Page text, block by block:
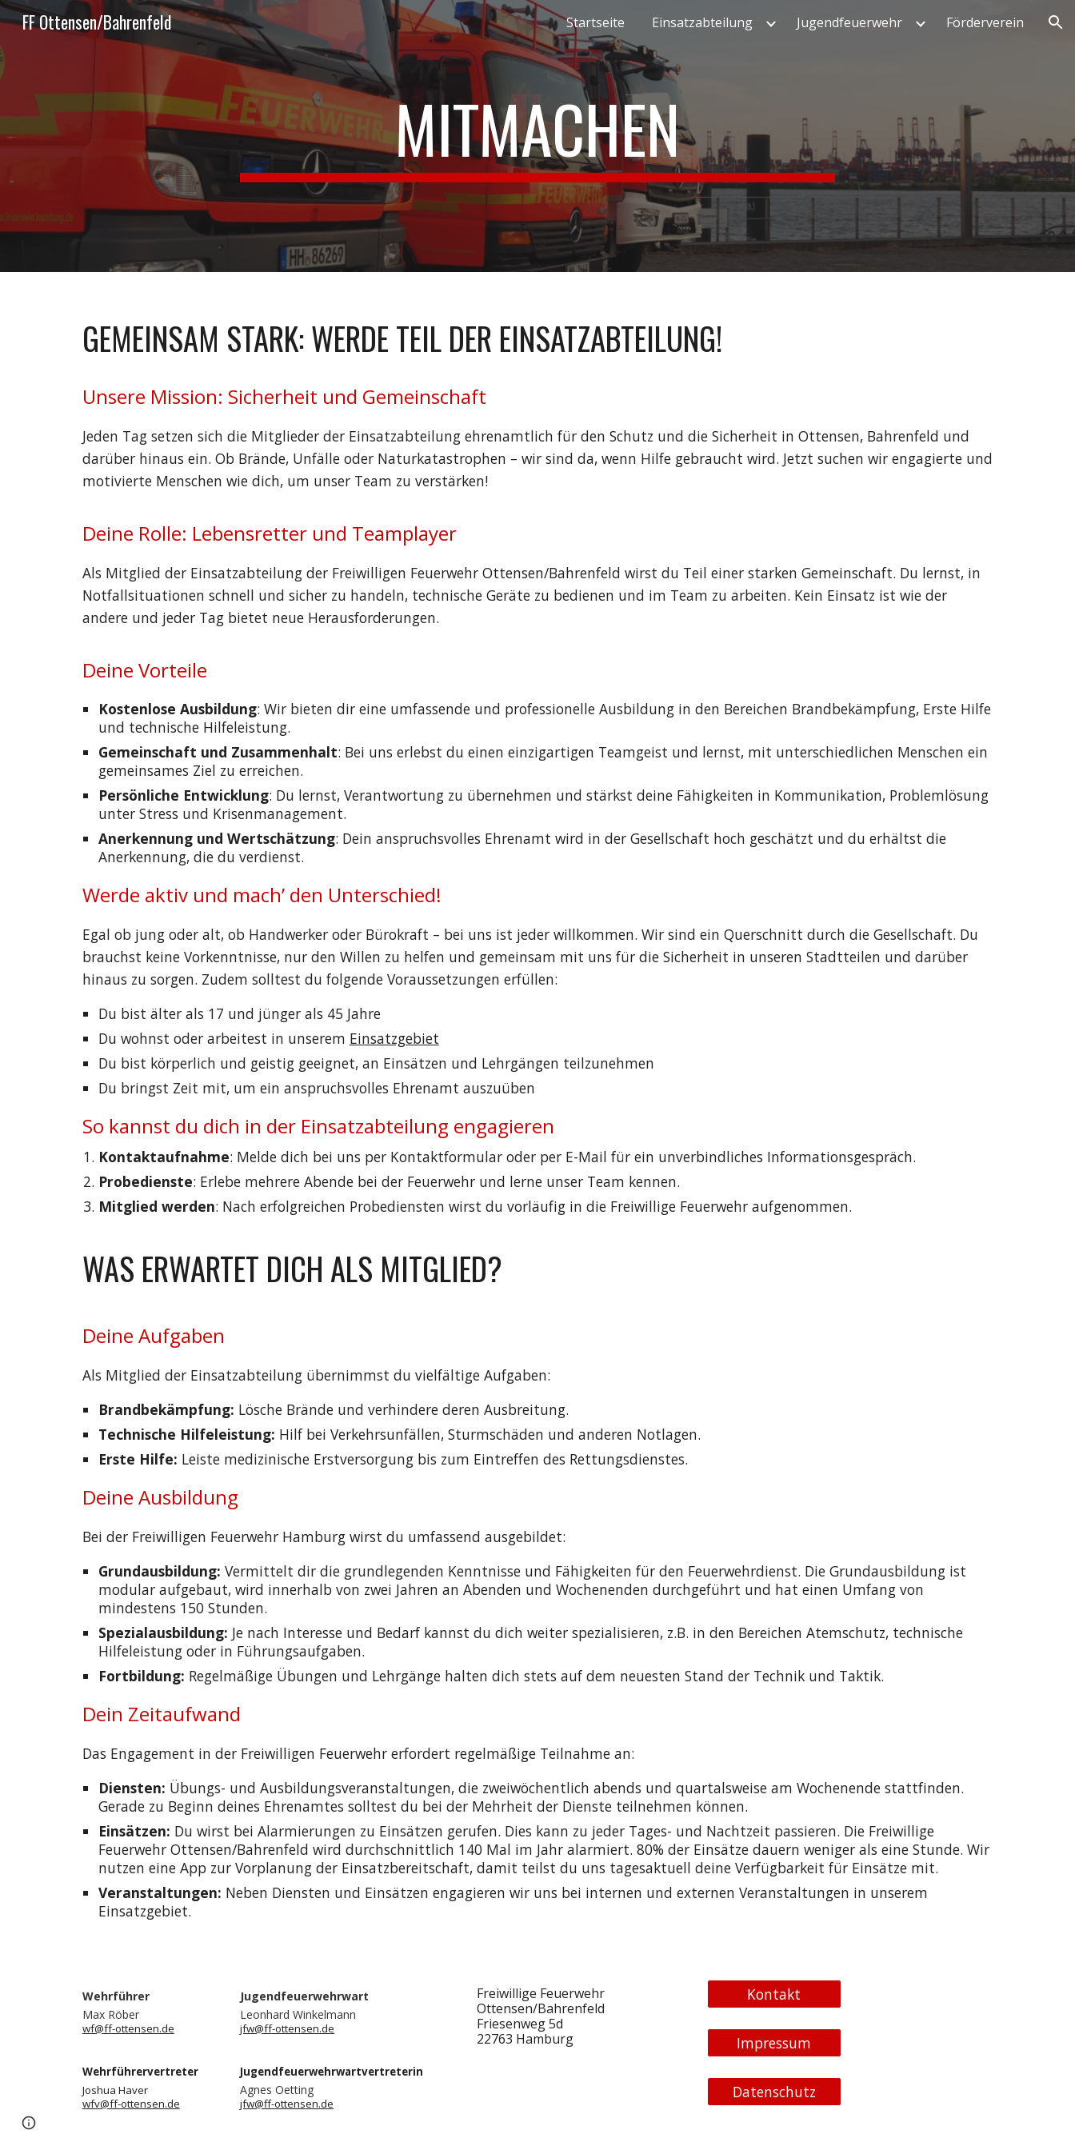
Skip to main content Skip to navigation
FF Ottensen/Bahrenfeld Startseite Einsatzabteilung Jugendfeuerwehr Förderverein
MITMACHEN
GEMEINSAM STARK: WERDE TEIL DER EINSATZABTEILUNG!
Unsere Mission: Sicherheit und Gemeinschaft
Jeden Tag setzen sich die Mitglieder der Einsatzabteilung ehrenamtlich für den Schutz und die Sicherheit in Ottensen, Bahrenfeld und
darüber hinaus ein. Ob Brände, Unfälle oder Naturkatastrophen – wir sind da, wenn Hilfe gebraucht wird. Jetzt suchen wir engagierte und
motivierte Menschen wie dich, um unser Team zu verstärken!
Deine Rolle: Lebensretter und Teamplayer
Als Mitglied der Einsatzabteilung der Freiwilligen Feuerwehr Ottensen/Bahrenfeld wirst du Teil einer starken Gemeinschaft. Du lernst, in
Notfallsituationen schnell und sicher zu handeln, technische Geräte zu bedienen und im Team zu arbeiten. Kein Einsatz ist wie der
andere und jeder Tag bietet neue Herausforderungen.
Deine Vorteile
Kostenlose Ausbildung: Wir bieten dir eine umfassende und professionelle Ausbildung in den Bereichen Brandbekämpfung, Erste Hilfe
und technische Hilfeleistung.
Gemeinschaft und Zusammenhalt: Bei uns erlebst du einen einzigartigen Teamgeist und lernst, mit unterschiedlichen Menschen ein
gemeinsames Ziel zu erreichen.
Persönliche Entwicklung: Du lernst, Verantwortung zu übernehmen und stärkst deine Fähigkeiten in Kommunikation, Problemlösung
unter Stress und Krisenmanagement.
Anerkennung und Wertschätzung: Dein anspruchsvolles Ehrenamt wird in der Gesellschaft hoch geschätzt und du erhältst die
Anerkennung, die du verdienst.
Werde aktiv und mach’ den Unterschied!
Egal ob jung oder alt, ob Handwerker oder Bürokraft – bei uns ist jeder willkommen. Wir sind ein Querschnitt durch die Gesellschaft. Du
brauchst keine Vorkenntnisse, nur den Willen zu helfen und gemeinsam mit uns für die Sicherheit in unseren Stadtteilen und darüber
hinaus zu sorgen. Zudem solltest du folgende Voraussetzungen erfüllen:
Du bist älter als 17 und jünger als 45 Jahre
Du wohnst oder arbeitest in unserem Einsatzgebiet
Du bist körperlich und geistig geeignet, an Einsätzen und Lehrgängen teilzunehmen
Du bringst Zeit mit, um ein anspruchsvolles Ehrenamt auszuüben
So kannst du dich in der Einsatzabteilung engagieren
Kontaktaufnahme: Melde dich bei uns per Kontaktformular oder per E-Mail für ein unverbindliches Informationsgespräch.
Probedienste: Erlebe mehrere Abende bei der Feuerwehr und lerne unser Team kennen.
Mitglied werden: Nach erfolgreichen Probediensten wirst du vorläufig in die Freiwillige Feuerwehr aufgenommen.
WAS ERWARTET DICH ALS MITGLIED?
Deine Aufgaben
Als Mitglied der Einsatzabteilung übernimmst du vielfältige Aufgaben:
Brandbekämpfung: Lösche Brände und verhindere deren Ausbreitung.
Technische Hilfeleistung: Hilf bei Verkehrsunfällen, Sturmschäden und anderen Notlagen.
Erste Hilfe: Leiste medizinische Erstversorgung bis zum Eintreffen des Rettungsdienstes.
Deine Ausbildung
Bei der Freiwilligen Feuerwehr Hamburg wirst du umfassend ausgebildet:
Grundausbildung: Vermittelt dir die grundlegenden Kenntnisse und Fähigkeiten für den Feuerwehrdienst. Die Grundausbildung ist
modular aufgebaut, wird innerhalb von zwei Jahren an Abenden und Wochenenden durchgeführt und hat einen Umfang von
mindestens 150 Stunden.
Spezialausbildung: Je nach Interesse und Bedarf kannst du dich weiter spezialisieren, z.B. in den Bereichen Atemschutz, technische
Hilfeleistung oder in Führungsaufgaben.
Fortbildung: Regelmäßige Übungen und Lehrgänge halten dich stets auf dem neuesten Stand der Technik und Taktik.
Dein Zeitaufwand
Das Engagement in der Freiwilligen Feuerwehr erfordert regelmäßige Teilnahme an:
Diensten: Übungs- und Ausbildungsveranstaltungen, die zweiwöchentlich abends und quartalsweise am Wochenende stattfinden.
Gerade zu Beginn deines Ehrenamtes solltest du bei der Mehrheit der Dienste teilnehmen können.
Einsätzen: Du wirst bei Alarmierungen zu Einsätzen gerufen. Dies kann zu jeder Tages- und Nachtzeit passieren. Die Freiwillige
Feuerwehr Ottensen/Bahrenfeld wird durchschnittlich 140 Mal im Jahr alarmiert. 80% der Einsätze dauern weniger als eine Stunde. Wir
nutzen eine App zur Vorplanung der Einsatzbereitschaft, damit teilst du uns tagesaktuell deine Verfügbarkeit für Einsätze mit.
Veranstaltungen: Neben Diensten und Einsätzen engagieren wir uns bei internen und externen Veranstaltungen in unserem
Einsatzgebiet.
Wehrführer
Max Röber
wf@ff-ottensen.de
Wehrführervertreter
Joshua Haver
wfv@ff-ottensen.de
Jugendfeuerwehrwart
Leonhard Winkelmann
jfw@ff-ottensen.de
Jugendfeuerwehrwartvertreterin
Agnes Oetting
jfw@ff-ottensen.de
Freiwillige Feuerwehr
Ottensen/Bahrenfeld
Friesenweg 5d
22763 Hamburg
Kontakt
Impressum
Datenschutz